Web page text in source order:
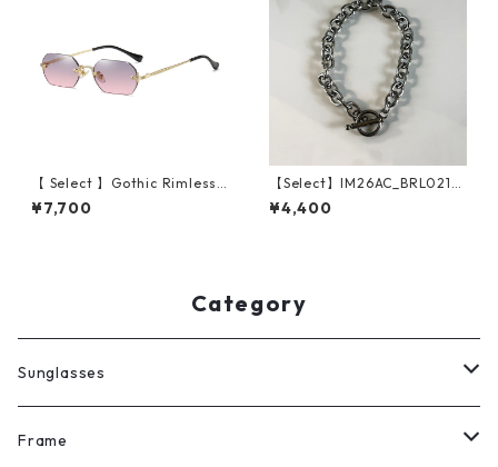
【 Select 】Gothic Rimless S
unglasses (Gold/Grey Pink)
¥7,700
【Select】IM26AC_BRL021/
Toggle Anchor Chain Bracel
et（Silver）
¥4,400
Category
Sunglasses
All
Frame